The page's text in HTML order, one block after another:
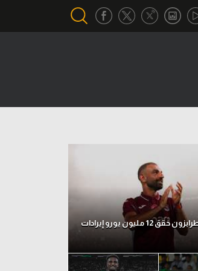
تقرير في الجول
تحليل في الجول
حكايات في الجول
فيديو في الجول
قناة تركية: طرابزون حقق 12 مليون يورو إيرادات